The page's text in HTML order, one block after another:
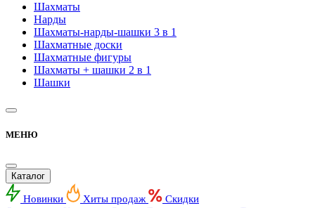
Шахматы
Нарды
Шахматы-нарды-шашки 3 в 1
Шахматные доски
Шахматные фигуры
Шахматы + шашки 2 в 1
Шашки
МЕНЮ
Каталог
Новинки Хиты продаж
Скидки